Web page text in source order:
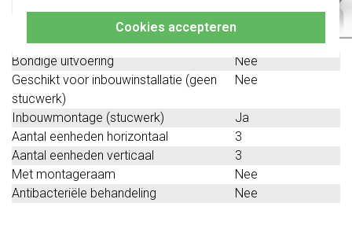
Cookies accepteren
Geschikt voor inbouwinstallatie
(stucwerk)
Ja
Bondige uitvoering
Nee
Geschikt voor inbouwinstallatie (geen
stucwerk)
Nee
Inbouwmontage (stucwerk)
Ja
Aantal eenheden horizontaal
3
Aantal eenheden verticaal
3
Met montageraam
Nee
Antibacteriële behandeling
Nee